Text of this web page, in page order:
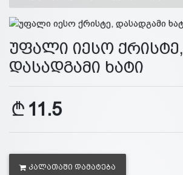
უფალი იესო ქრისტე,
დასადგამი ხატი
11.5
ᲙᲐᲚᲐᲗᲐᲨᲘ ᲓᲐᲛᲐᲢᲔᲑᲐ